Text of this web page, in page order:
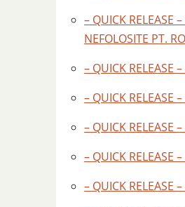
– QUICK RELEASE
NEFOLOSITE PT.
– QUICK RELEASE
– QUICK RELEASE
– QUICK RELEASE
– QUICK RELEASE
– QUICK RELEASE